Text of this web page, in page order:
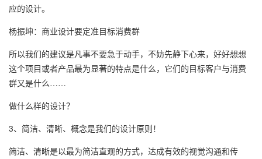
应的设计。
杨振坤：商业设计要定准目标消费群
所以我们的建议是凡事不要急于动手，不妨先静下心来，好好想想
这个项目或者产品最为显著的特点是什么，它们的目标客户与消费
群又是什么……
做什么样的设计？
3、简洁、清晰、概念是我们的设计原则！
简洁、清晰是以最为简洁直观的方式，达成有效的视觉沟通和传